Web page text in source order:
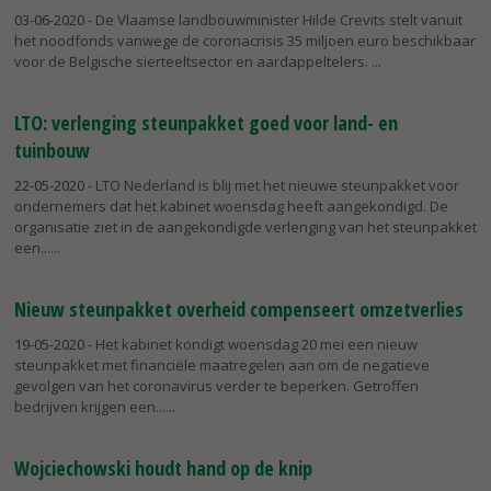
03-06-2020- De Vlaamse landbouwminister Hilde Crevits stelt vanuit
het noodfonds vanwege de coronacrisis 35 miljoen euro beschikbaar
voor de Belgische sierteeltsector en aardappeltelers.
LTO: verlenging steunpakket goed voor land- en
tuinbouw
22-05-2020- LTO Nederland is blij met het nieuwe steunpakket voor
ondernemers dat het kabinet woensdag heeft aangekondigd. De
organisatie ziet in de aangekondigde verlenging van het steunpakket
een...
Nieuw steunpakket overheid compenseert omzetverlies
19-05-2020- Het kabinet kondigt woensdag 20 mei een nieuw
steunpakket met financiële maatregelen aan om de negatieve
gevolgen van het coronavirus verder te beperken. Getroffen
bedrijven krijgen een...
Wojciechowski houdt hand op de knip